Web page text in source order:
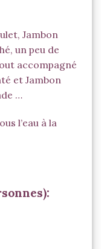
Jambon
un peu de
accompagné
et Jambon
…
l’eau à la